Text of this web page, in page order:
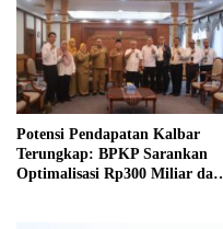
Potensi Pendapatan Kalbar
Terungkap: BPKP Sarankan
Optimalisasi Rp300 Miliar dari